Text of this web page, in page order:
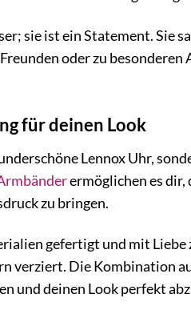
sie ist ein Statement. Sie
oder zu
für deinen Look
Lennox Uhr,
ermöglichen es dir,
zu bringen.
gefertigt und mit
verziert. Die Kombination
und deinen Look perfekt